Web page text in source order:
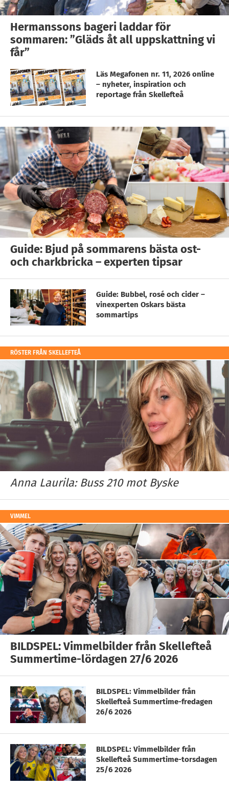
Hermanssons bageri laddar för
sommaren: ”Gläds åt all uppskattning vi
får”
Läs Megafonen nr. 11, 2026 online
– nyheter, inspiration och
reportage från Skellefteå
Guide: Bjud på sommarens bästa ost-
och charkbricka – experten tipsar
Guide: Bubbel, rosé och cider –
vinexperten Oskars bästa
sommartips
RÖSTER FRÅN SKELLEFTEÅ
Anna Laurila: Buss 210 mot Byske
VIMMEL
BILDSPEL: Vimmelbilder från Skellefteå
Summertime-lördagen 27/6 2026
BILDSPEL: Vimmelbilder från
Skellefteå Summertime-fredagen
26/6 2026
BILDSPEL: Vimmelbilder från
Skellefteå Summertime-torsdagen
25/6 2026